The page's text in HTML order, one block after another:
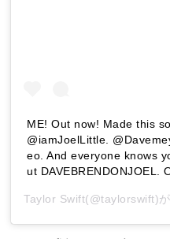
ME! Out now! Made this
@iamJoelLittle.
eo. And everyone knows
ut DAVEBRENDONJOEL.
Taylor Swift(@taylorswift)